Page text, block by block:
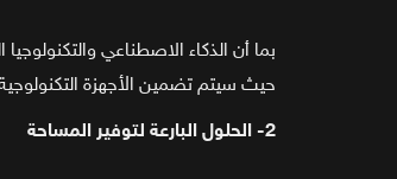
بما أن الذكاء الاصطناعي والتكنولوجيا الذكية أصبحا جزءً
حيث سيتم تضمين الأجهزة التكنولوجية
2- الحلول البارعة لتوفير المساحة